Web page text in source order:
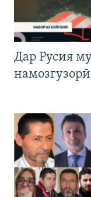
Дар Русия